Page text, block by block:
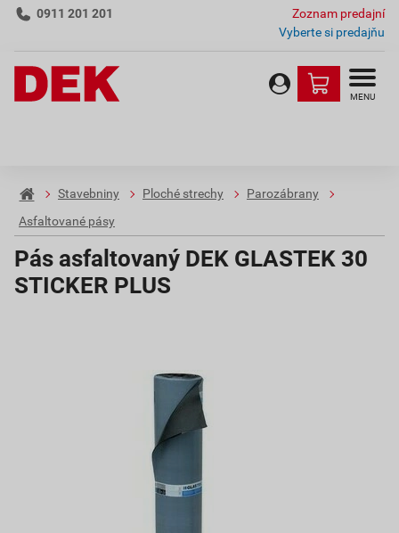
0911 201 201
Zoznam predajní
Vyberte si predajňu
MENU
Stavebniny Ploché strechy
Parozábrany
Asfaltované pásy
Pás asfaltovaný DEK GLASTEK 30
STICKER PLUS